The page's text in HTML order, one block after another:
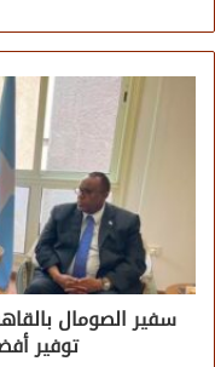
سفير الصومال
توفير